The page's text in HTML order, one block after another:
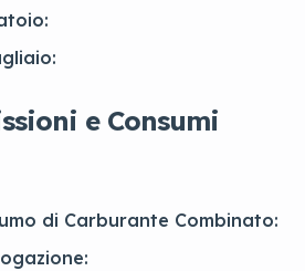
e Consumi
di Carburante Combinato: